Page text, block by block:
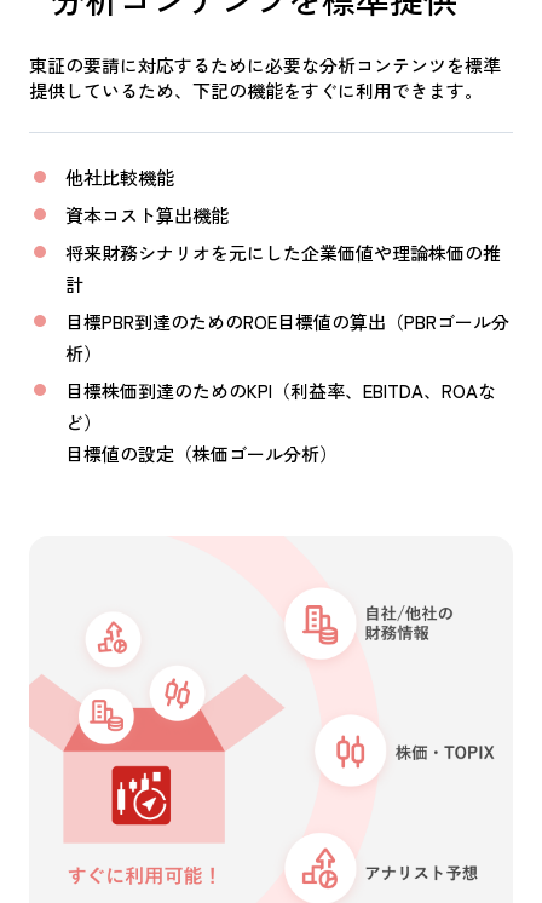
東証の要請に対応するために必要な分析コンテンツを標準
提供しているため、下記の機能をすぐに利用できます。
他社比較機能
資本コスト算出機能
将来財務シナリオを元にした企業価値や理論株価の推
計
目標PBR到達のためのROE目標値の算出（PBRゴール分
析）
目標株価到達のためのKPI（利益率、EBITDA、ROAな
ど）
目標値の設定（株価ゴール分析）